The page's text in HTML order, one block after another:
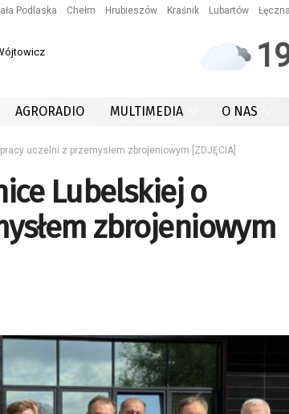
Podlaska Chełm Hrubieszów Kraśnik Lubartów Łęczna
AGRORADIO MULTIMEDIA O NAS
uczelni z przemysłem zbrojeniowym [ZDJĘCIA]
Lubelskiej o
zbrojeniowym